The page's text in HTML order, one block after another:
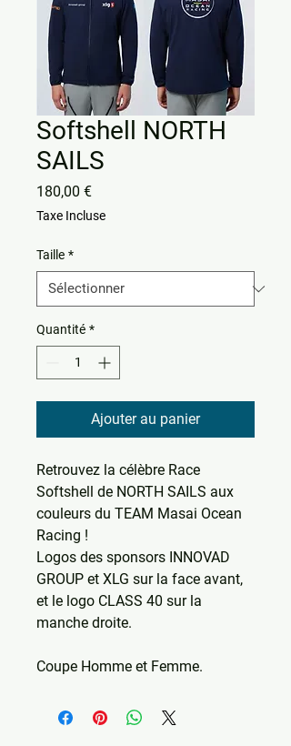
Softshell NORTH
SAILS
180,00 €Prix
Taxe Incluse
Taille *
Quantité *
Ajouter au panier
Retrouvez la célèbre Race
Softshell de NORTH SAILS aux
couleurs du TEAM Masai Ocean
Racing !
Logos des sponsors INNOVAD
GROUP et XLG sur la face avant,
et le logo CLASS 40 sur la
manche droite.
Coupe Homme et Femme.